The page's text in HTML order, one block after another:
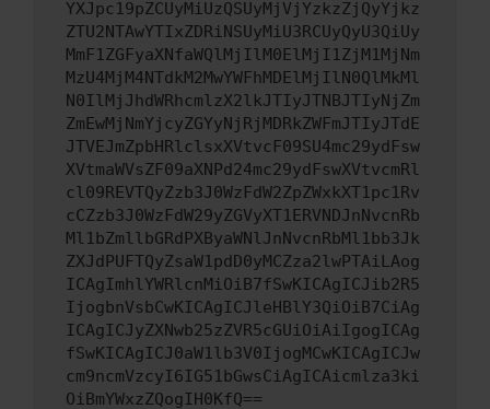
YXJpc19pZCUyMiUzQSUyMjVjYzkzZjQyYjkz
ZTU2NTAwYTIxZDRiNSUyMiU3RCUyQyU3QiUy
MmF1ZGFyaXNfaWQlMjIlM0ElMjI1ZjM1MjNm
MzU4MjM4NTdkM2MwYWFhMDElMjIlN0QlMkMl
N0IlMjJhdWRhcmlzX2lkJTIyJTNBJTIyNjZm
ZmEwMjNmYjcyZGYyNjRjMDRkZWFmJTIyJTdE
JTVEJmZpbHRlclsxXVtvcF09SU4mc29ydFsw
XVtmaWVsZF09aXNPd24mc29ydFswXVtvcmRl
cl09REVTQyZzb3J0WzFdW2ZpZWxkXT1pc1Rv
cCZzb3J0WzFdW29yZGVyXT1ERVNDJnNvcnRb
Ml1bZmllbGRdPXByaWNlJnNvcnRbMl1bb3Jk
ZXJdPUFTQyZsaW1pdD0yMCZza2lwPTAiLAog
ICAgImhlYWRlcnMiOiB7fSwKICAgICJib2R5
IjogbnVsbCwKICAgICJleHBlY3QiOiB7CiAg
ICAgICJyZXNwb25zZVR5cGUiOiAiIgogICAg
fSwKICAgICJ0aW1lb3V0IjogMCwKICAgICJw
cm9ncmVzcyI6IG51bGwsCiAgICAicmlza3ki
OiBmYWxzZQogIH0KfQ==